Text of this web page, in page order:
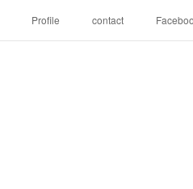
Profile contact